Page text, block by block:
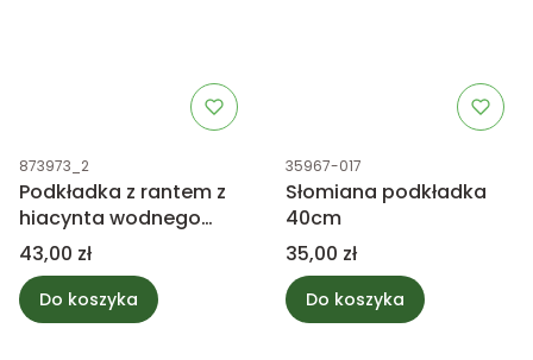
Kod produktu
873973_2
Podkładka z rantem z
hiacynta wodnego
33cm
Cena
43,00 zł
Do koszyka
Kod produktu
35967-017
Słomiana podkładka
40cm
Cena
35,00 zł
Do koszyka